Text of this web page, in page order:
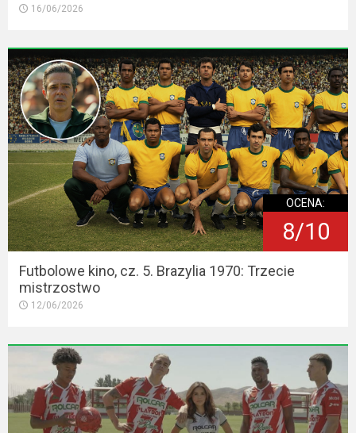
16/06/2026
OCENA:
8/10
Futbolowe kino, cz. 5. Brazylia 1970: Trzecie
mistrzostwo
12/06/2026